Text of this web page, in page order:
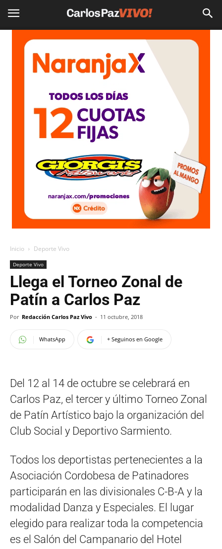
Inicio Deporte Vivo
Deporte Vivo
Llega el Torneo Zonal de
Patín a Carlos Paz
Por Redacción Carlos Paz Vivo - 11 octubre, 2018
WhatsApp + Seguinos en Google
Del 12 al 14 de octubre se celebrará en
Carlos Paz, el tercer y último Torneo Zonal
de Patín Artístico bajo la organización del
Club Social y Deportivo Sarmiento.
Todos los deportistas pertenecientes a la
Asociación Cordobesa de Patinadores
participarán en las divisionales C-B-A y la
modalidad Danza y Especiales. El lugar
elegido para realizar toda la competencia
es el Salón del Campanario del Hotel